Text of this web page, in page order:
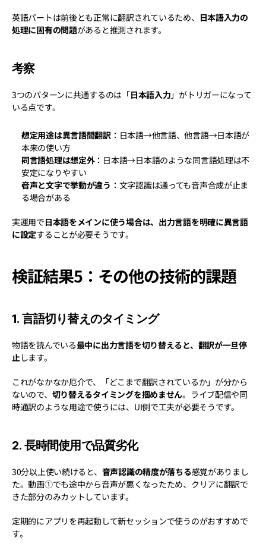
英語パートは前後とも正常に翻訳されているため、 日本語入力の
処理に固有の問題があると推測されます。
考察
3つのパターンに共通するのは「日本語入力」がトリガーになって
いる点です。
想定用途は異言語間翻訳 ：日本語→他言語、他言語→日本語が
本来の使い方
同言語処理は想定外：日本語→日本語のような同言語処理は不
安定になりやすい
音声と文字で挙動が違う ：文字認識は通っても音声合成が止ま
る場合がある
実運用で日本語をメインに使う場合は、出力言語を明確に異言語
に設定することが必要そうです。
検証結果5：その他の技術的課題
1. 言語切り替えのタイミング
物語を読んでいる最中に出力言語を切り替えると、翻訳が一旦停
止 します。
これがなかなか厄介で、「どこまで翻訳されているか」が分から
ないので、 切り替えるタイミングを掴めません。ライブ配信や同
時通訳のような用途で使うには、UI側で工夫が必要そうです。
2. 長時間使用で品質劣化
30分以上使い続けると、 音声認識の精度が落ちる感覚がありまし
た。動画①でも途中から音声が悪くなったため、クリアに翻訳で
きた部分のみカットしています。
定期的にアプリを再起動して新セッションで使うのがおすすめで
す。